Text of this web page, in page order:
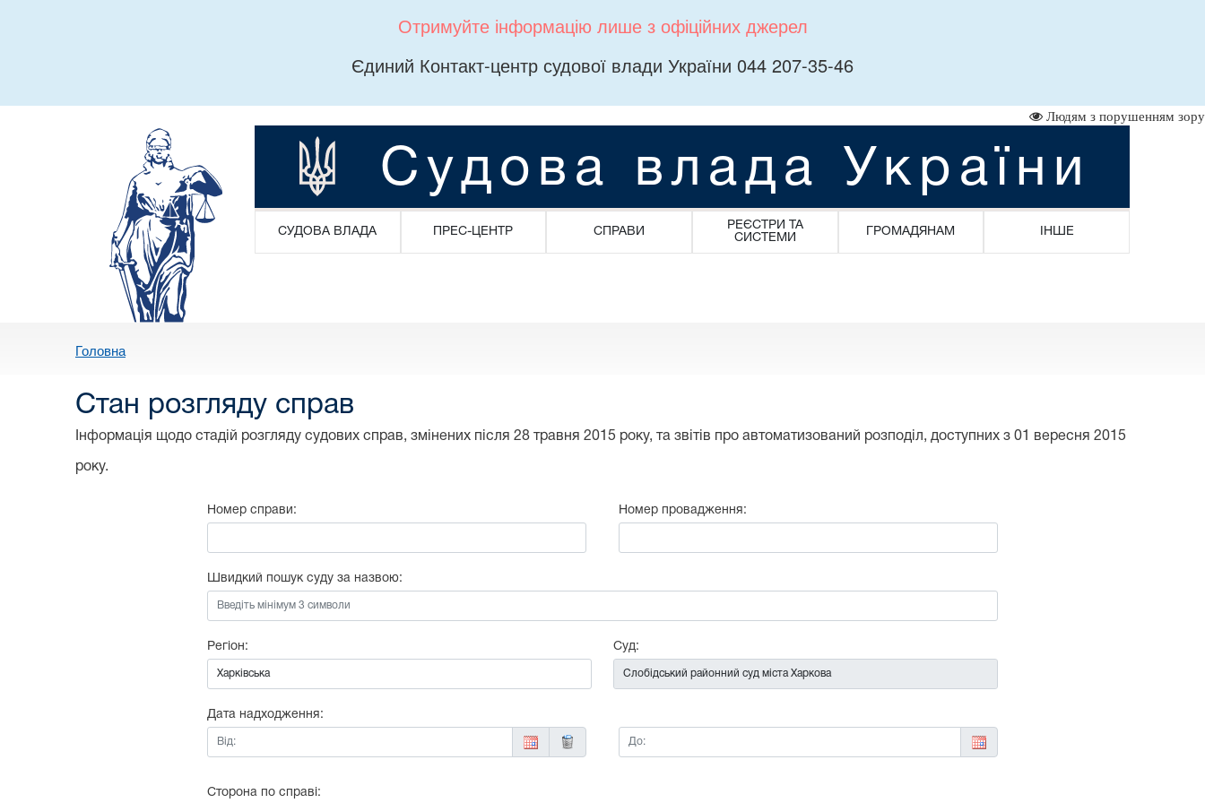
Отримуйте інформацію лише з офіційних джерел
Єдиний Контакт-центр судової влади України 044 207-35-46
Людям з порушенням зору
Судова влада України
СУДОВА ВЛАДА ПРЕС-ЦЕНТР СПРАВИ
РЕЄСТРИ ТА
СИСТЕМИ
ГРОМАДЯНАМ ІНШЕ
Головна
Стан розгляду справ
Інформація щодо стадій розгляду судових справ, змінених після 28 травня 2015 року, та звітів про автоматизований розподіл, доступних з 01 вересня 2015
року.
Номер справи: Номер провадження:
Швидкий пошук суду за назвою:
Регіон: Суд:
Дата надходження:
Від:
До:
Сторона по справі: